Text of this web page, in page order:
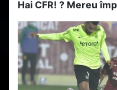
Hai CFR! ? Mereu